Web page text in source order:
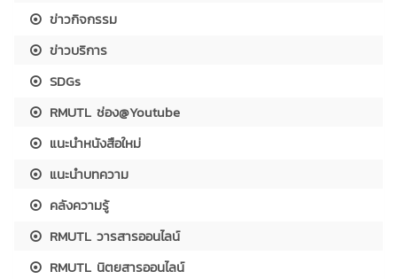
ข่าวกิจกรรม
ข่าวบริการ
SDGs
RMUTL ช่อง@Youtube
แนะนำหนังสือใหม่
แนะนำบทความ
คลังความรู้
RMUTL วารสารออนไลน์
RMUTL นิตยสารออนไลน์